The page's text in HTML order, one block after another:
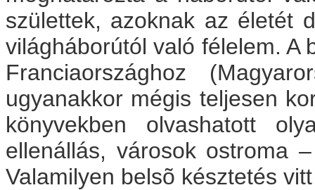
születtek, azoknak az életét
világháborútól való félelem. A
Franciaországhoz
ugyanakkor mégis teljesen
könyvekben olvashatott
ellenállás, városok ostroma
Valamilyen belsõ késztetés